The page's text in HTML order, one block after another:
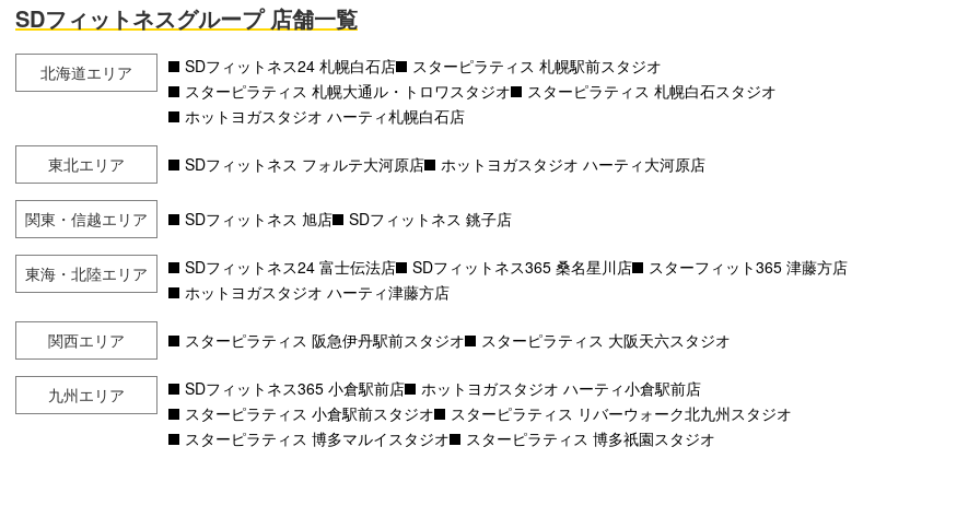
SDフィットネスグループ 店舗一覧
北海道エリア SDフィットネス24 札幌白石店
スターピラティス 札幌駅前スタジオ
スターピラティス 札幌大通ル・トロワスタジオ
スターピラティス 札幌白石スタジオ
ホットヨガスタジオ ハーティ札幌白石店
東北エリア SDフィットネス フォルテ大河原店 ホットヨガスタジオ ハーティ大河原店
関東・信越エリア SDフィットネス 旭店 SDフィットネス 銚子店
東海・北陸エリア SDフィットネス24 富士伝法店 SDフィットネス365 桑名星川店
スターフィット365 津藤方店
ホットヨガスタジオ ハーティ津藤方店
関西エリア スターピラティス 阪急伊丹駅前スタジオ スターピラティス 大阪天六スタジオ
九州エリア SDフィットネス365 小倉駅前店
ホットヨガスタジオ ハーティ小倉駅前店
スターピラティス 小倉駅前スタジオ
スターピラティス リバーウォーク北九州スタジオ
スターピラティス 博多マルイスタジオ
スターピラティス 博多祇園スタジオ